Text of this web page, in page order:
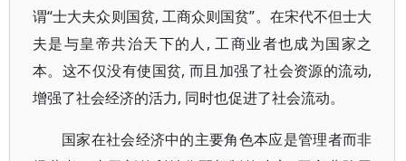
谓“士大夫众则国贫, 工商众则国贫”。在宋代不但士大
夫是与皇帝共治天下的人, 工商业者也成为国家之
本。这不仅没有使国贫, 而且加强了社会资源的流动,
增强了社会经济的活力, 同时也促进了社会流动。
国家在社会经济中的主要角色本应是管理者而非